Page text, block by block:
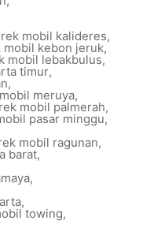
mobil kalideres,
mobil kebon jeruk,
mobil lebakbulus,
timur,
,
meruya,
mobil palmerah,
pasar minggu,
mobil ragunan,
barat,
,
,
towing,